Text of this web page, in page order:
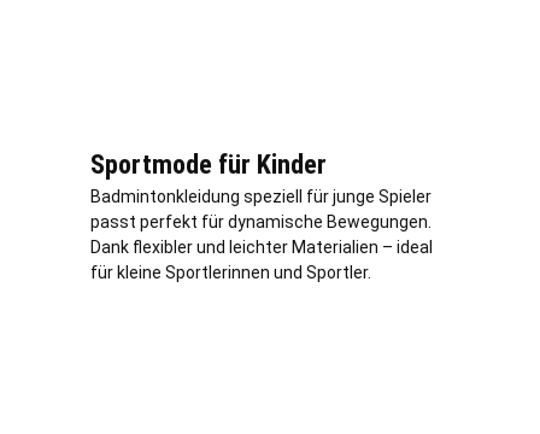
Sportmode für Kinder
Badmintonkleidung speziell für junge Spieler
passt perfekt für dynamische Bewegungen.
Dank flexibler und leichter Materialien – ideal
für kleine Sportlerinnen und Sportler.